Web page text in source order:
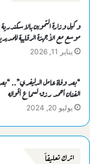
وكيل وزارة التموين
موسع مع الأجهزة الرقابية
يناير 11, 2026
“بعد وفاة عامل الدليفري”..
الفنان أحمد رزق لسماع أقواله
يوليو 20, 2024
اترك تعليقاً